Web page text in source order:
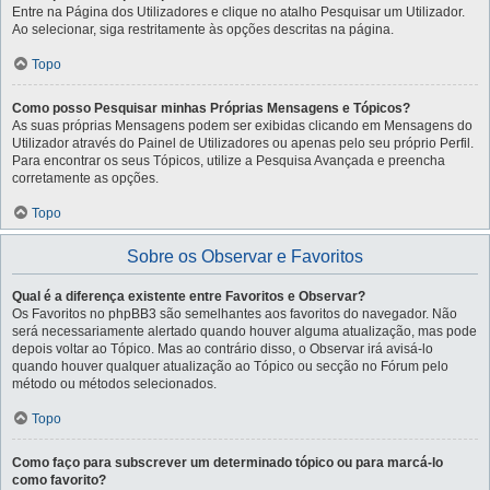
Entre na Página dos Utilizadores e clique no atalho Pesquisar um Utilizador.
Ao selecionar, siga restritamente às opções descritas na página.
Topo
Como posso Pesquisar minhas Próprias Mensagens e Tópicos?
As suas próprias Mensagens podem ser exibidas clicando em Mensagens do
Utilizador através do Painel de Utilizadores ou apenas pelo seu próprio Perfil.
Para encontrar os seus Tópicos, utilize a Pesquisa Avançada e preencha
corretamente as opções.
Topo
Sobre os Observar e Favoritos
Qual é a diferença existente entre Favoritos e Observar?
Os Favoritos no phpBB3 são semelhantes aos favoritos do navegador. Não
será necessariamente alertado quando houver alguma atualização, mas pode
depois voltar ao Tópico. Mas ao contrário disso, o Observar irá avisá-lo
quando houver qualquer atualização ao Tópico ou secção no Fórum pelo
método ou métodos selecionados.
Topo
Como faço para subscrever um determinado tópico ou para marcá-lo
como favorito?